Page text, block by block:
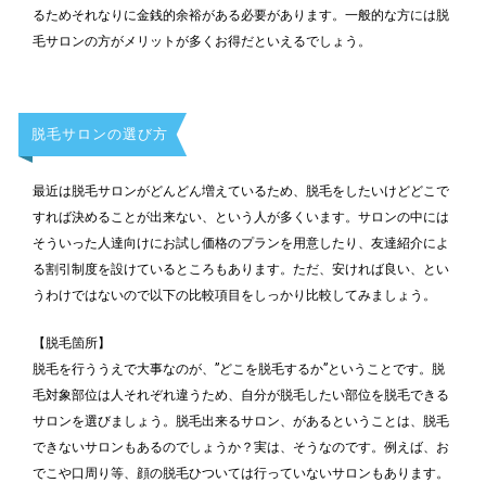
るためそれなりに金銭的余裕がある必要があります。一般的な方には脱
毛サロンの方がメリットが多くお得だといえるでしょう。
脱毛サロンの選び方
最近は脱毛サロンがどんどん増えているため、脱毛をしたいけどどこで
すれば決めることが出来ない、という人が多くいます。サロンの中には
そういった人達向けにお試し価格のプランを用意したり、友達紹介によ
る割引制度を設けているところもあります。ただ、安ければ良い、とい
うわけではないので以下の比較項目をしっかり比較してみましょう。
【脱毛箇所】
脱毛を行ううえで大事なのが、”どこを脱毛するか”ということです。脱
毛対象部位は人それぞれ違うため、自分が脱毛したい部位を脱毛できる
サロンを選びましょう。脱毛出来るサロン、があるということは、脱毛
できないサロンもあるのでしょうか？実は、そうなのです。例えば、お
でこや口周り等、顔の脱毛ひついては行っていないサロンもあります。